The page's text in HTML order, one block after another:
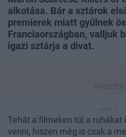
alkotása. Bár a sztárok
premierek miatt gyűlnek
Franciaországban, valljuk
igazi sztárja a divat.
Tehát a filmeken túl a ruhákat
venni, hiszen még is csak a